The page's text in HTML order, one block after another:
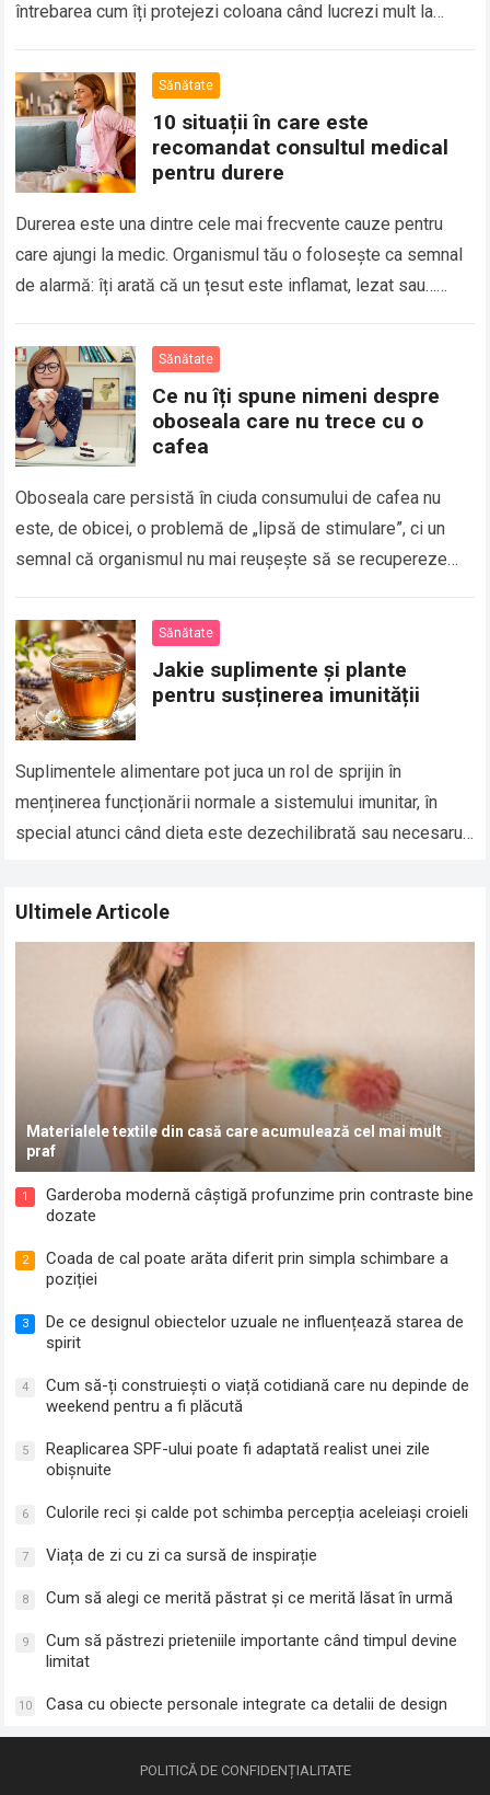
întrebarea cum îți protejezi coloana când lucrezi mult la
Sănătate
10 situații în care este
recomandat consultul medical
pentru durere
Durerea este una dintre cele mai frecvente cauze pentru
care ajungi la medic. Organismul tău o folosește ca semnal
de alarmă: îți arată că un țesut este inflamat, lezat sau…
Sănătate
Ce nu îți spune nimeni despre
oboseala care nu trece cu o
cafea
Oboseala care persistă în ciuda consumului de cafea nu
este, de obicei, o problemă de „lipsă de stimulare”, ci un
semnal că organismul nu mai reușește să se recupereze
Sănătate
Jakie suplimente și plante
pentru susținerea imunității
Suplimentele alimentare pot juca un rol de sprijin în
menținerea funcționării normale a sistemului imunitar, în
special atunci când dieta este dezechilibrată sau necesarul
Ultimele Articole
Materialele textile din casă care acumulează cel mai mult
praf
1
Garderoba modernă câștigă profunzime prin contraste bine
dozate
2
Coada de cal poate arăta diferit prin simpla schimbare a
poziției
3
De ce designul obiectelor uzuale ne influențează starea de
spirit
4
Cum să-ți construiești o viață cotidiană care nu depinde de
weekend pentru a fi plăcută
5
Reaplicarea SPF-ului poate fi adaptată realist unei zile
obișnuite
6 Culorile reci și calde pot schimba percepția aceleiași croieli
7 Viața de zi cu zi ca sursă de inspirație
8 Cum să alegi ce merită păstrat și ce merită lăsat în urmă
9
Cum să păstrezi prieteniile importante când timpul devine
limitat
10 Casa cu obiecte personale integrate ca detalii de design
POLITICĂ DE CONFIDENȚIALITATE